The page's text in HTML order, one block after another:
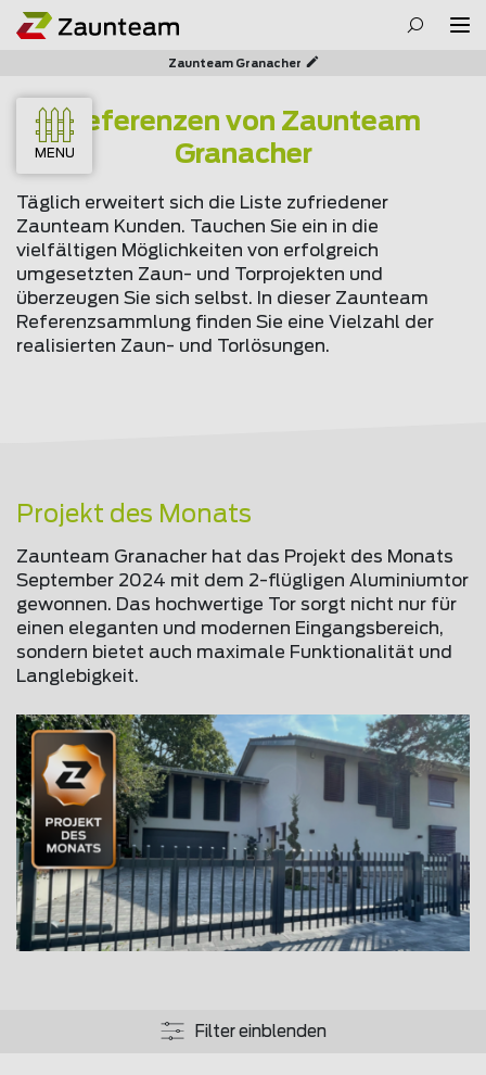
Zaunteam Granacher
MENU
Referenzen von Zaunteam
Granacher
Täglich erweitert sich die Liste zufriedener
Zaunteam Kunden. Tauchen Sie ein in die
vielfältigen Möglichkeiten von erfolgreich
umgesetzten Zaun- und Torprojekten und
überzeugen Sie sich selbst. In dieser Zaunteam
Referenzsammlung finden Sie eine Vielzahl der
realisierten Zaun- und Torlösungen.
Projekt des Monats
Zaunteam Granacher hat das Projekt des Monats
September 2024 mit dem 2-flügligen Aluminiumtor
gewonnen. Das hochwertige Tor sorgt nicht nur für
einen eleganten und modernen Eingangsbereich,
sondern bietet auch maximale Funktionalität und
Langlebigkeit.
Filter einblenden